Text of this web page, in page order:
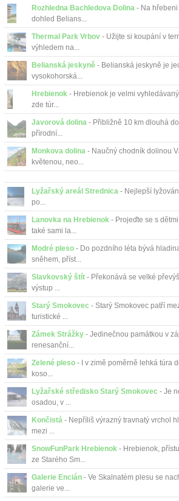
Rozhledna Bachledova Dolina - Na
dohled Belians...
Thermal Park Vrbov - Užijte si koupání v
výhledem na...
Belianská jeskyně - Belianská jeskyně je
vysokohorská...
Hrebienok - Hrebienok je velmi
zde túr...
Javorová dolina - Přibližně 10 km dlouhá
přírodní...
Monkova dolina - Naučný chodník dolinou
květenou, neo...
Lyžařský areál Strednica - Nejlepší
po...
Lanovka na Hrebienok - Projeďte se s
také sami la...
Modré pleso - Do pozdního léta bývá
sněhem, příst...
Slavkovský štít - Překonává se velké
výstup ...
Starý Smokovec - Starý Smokovec patří
turistické ...
Zámek Strážky - Jedinečnou památkou v
renesanční...
Zelené pleso - I v zimě poměrně lehká túra
koso...
Lyžařské středisko Starý Smokovec - Je
osadou, v ...
Končistá - Nepříliš výrazný travnatý vrchol
mezi ...
SnowFunPark Hrebienok - Hrebienok,
ze Starého Sm...
Galerie Encián - Ve Skalnatém plesu se
galerie ve...